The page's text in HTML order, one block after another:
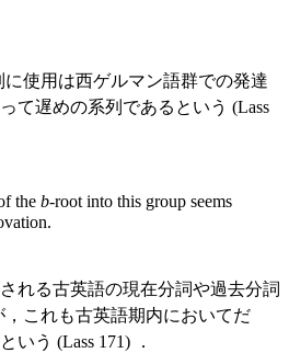
に使用は西ゲルマン語群での発達
て遅めの系列であるという (Lass
the b-root into this group seems
れる古英語の現在分詞や過去分詞
，これも古英語期内においてだ
いう (Lass 171) ．